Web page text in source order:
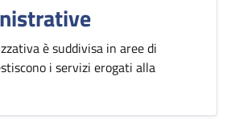
è suddivisa in aree di
i servizi erogati alla